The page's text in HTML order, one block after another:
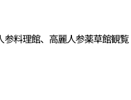
料理館、高麗人参薬草館観覧